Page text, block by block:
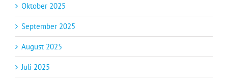
Oktober 2025
September 2025
August 2025
Juli 2025